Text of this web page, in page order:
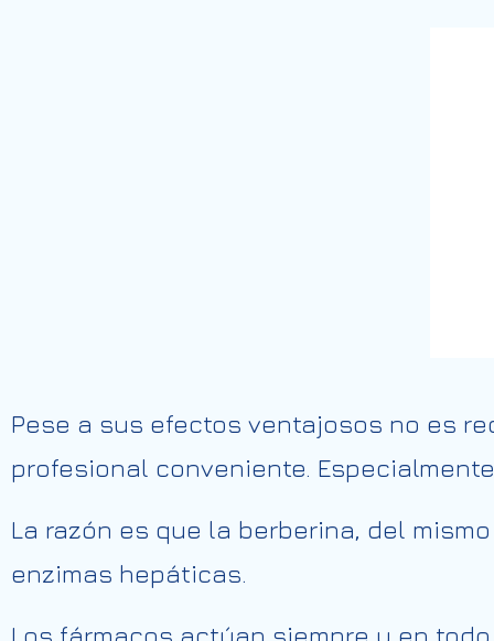
Pese a sus efectos ventajosos no es
profesional conveniente.
La razón es que la berberina, del
enzimas hepáticas.
Los fármacos actúan siempre y en